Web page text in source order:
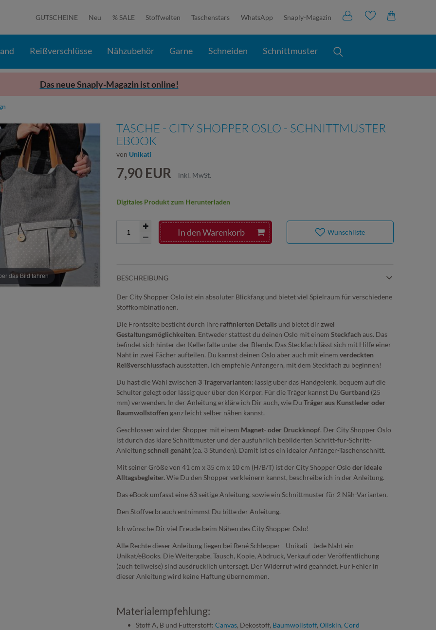
GUTSCHEINE Neu % SALE Stoffwelten Taschenstars WhatsApp Snaply-Magazin
Reißverschlüsse Nähzubehör Garne Schneiden Schnittmuster
Das neue Snaply-Magazin ist online!
das Bild fahren
TASCHE - CITY SHOPPER OSLO - SCHNITTMUSTER
EBOOK
von Unikati
7,90 EUR inkl. MwSt.
In den Warenkorb
Digitales Produkt zum Herunterladen
Wunschliste
BESCHREIBUNG
Der City Shopper Oslo ist ein absoluter Blickfang und bietet viel Spielraum für verschiedene
Stoffkombinationen.
Die Frontseite besticht durch ihre raffinierten Details und bietet dir zwei
Gestaltungsmöglichkeiten. Entweder stattest du deinen Oslo mit einem Steckfach aus. Das
befindet sich hinter der Kellerfalte unter der Blende. Das Steckfach lässt sich mit Hilfe einer
Naht in zwei Fächer aufteilen. Du kannst deinen Oslo aber auch mit einem verdeckten
Reißverschlussfach ausstatten. Ich empfehle Anfängern, mit dem Steckfach zu beginnen!
Du hast die Wahl zwischen 3 Trägervarianten: lässig über das Handgelenk, bequem auf die
Schulter gelegt oder lässig quer über den Körper. Für die Träger kannst Du Gurtband (25
mm) verwenden. In der Anleitung erkläre ich Dir auch, wie Du Träger aus Kunstleder oder
Baumwollstoffen ganz leicht selber nähen kannst.
Geschlossen wird der Shopper mit einem Magnet- oder Druckknopf. Der City Shopper Oslo
ist durch das klare Schnittmuster und der ausführlich bebilderten Schritt-für-Schritt-
Anleitungschnell genäht (ca. 3 Stunden). Damit ist es ein idealer Anfänger-Taschenschnitt.
Mit seiner Größe von 41 cm x 35 cm x 10 cm (H/B/T) ist der City Shopper Oslo der ideale
Alltagsbegleiter.Wie Du den Shopper verkleinern kannst, beschreibe ich in der Anleitung.
Das eBook umfasst eine 63 seitige Anleitung, sowie ein Schnittmuster für 2 Näh-Varianten.
Den Stoffverbrauch entnimmst Du bitte der Anleitung.
Ich wünsche Dir viel Freude beim Nähen des City Shopper Oslo!
Alle Rechte dieser Anleitung liegen bei René Schlepper - Unikati - Jede Naht ein
Unikat/eBooks. Die Weitergabe, Tausch, Kopie, Abdruck, Verkauf oder Veröffentlichung
(auch teilweise) sind ausdrücklich untersagt. Der Widerruf wird geahndet. Für Fehler in
dieser Anleitung wird keine Haftung übernommen.
Materialempfehlung:
Stoff A, B und Futterstoff: Canvas, Dekostoff, Baumwollstoff, Oilskin, Cord